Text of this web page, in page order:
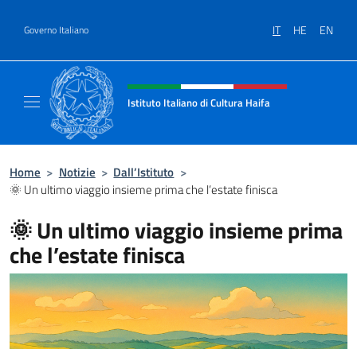
Governo Italiano IT HE EN
Intestazione sito, social e menù
Istituto Italiano di Cultura Haifa
Home > Notizie > Dall’Istituto >
🌞 Un ultimo viaggio insieme prima che l’estate finisca
🌞 Un ultimo viaggio insieme prima
che l’estate finisca